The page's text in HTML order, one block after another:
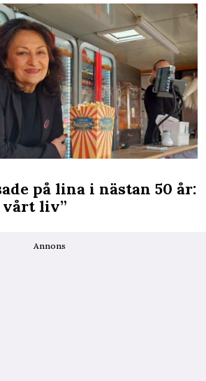
på lina i nästan 50 år:
vårt liv”
Annons